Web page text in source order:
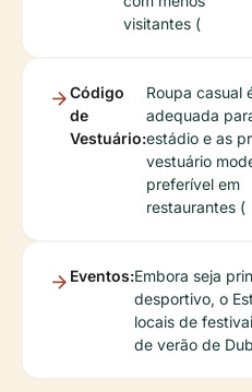
visitantes (
Código
de
Vestuário:
Roupa casual
adequada
estádio e as
vestuário
preferível em
restaurantes (
Eventos:Embora seja
desportivo, o
locais de
de verão de